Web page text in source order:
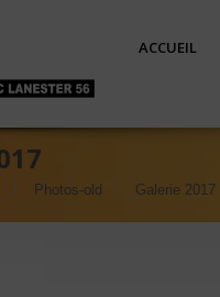
ACCUEIL
Photos-old Galerie 2017